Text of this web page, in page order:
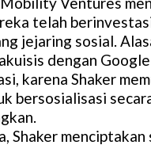
telah
jejaring sosial.
dengan
karena Shaker
bersosialisasi
Shaker menciptakan